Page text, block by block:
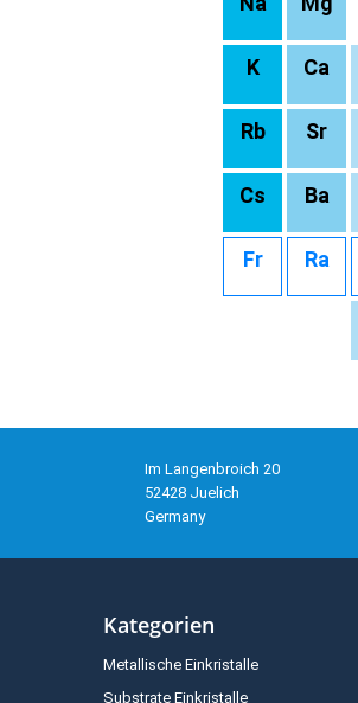
K Ca
Rb Sr
Cs Ba
Fr Ra
Im Langenbroich 20
52428 Juelich
Germany
Kategorien
Metallische Einkristalle
Substrate Einkristalle